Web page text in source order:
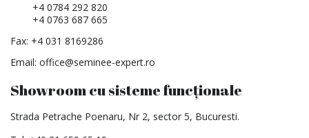
+4 0784 292 820
+4 0763 687 665
Fax: +4 031 8169286
Email: office@seminee-expert.ro
Showroom cu sisteme funcționale
Strada Petrache Poenaru, Nr 2, sector 5, Bucuresti.